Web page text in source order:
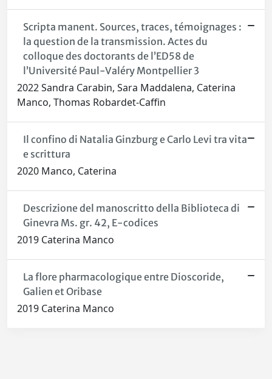
Scripta manent. Sources, traces, témoignages :
la question de la transmission. Actes du
colloque des doctorants de l’ED58 de
l’Université Paul-Valéry Montpellier 3
2022 Sandra Carabin, Sara Maddalena, Caterina
Manco, Thomas Robardet-Caffin
Il confino di Natalia Ginzburg e Carlo Levi tra vita
e scrittura
2020 Manco, Caterina
Descrizione del manoscritto della Biblioteca di
Ginevra Ms. gr. 42, E-codices
2019 Caterina Manco
La flore pharmacologique entre Dioscoride,
Galien et Oribase
2019 Caterina Manco